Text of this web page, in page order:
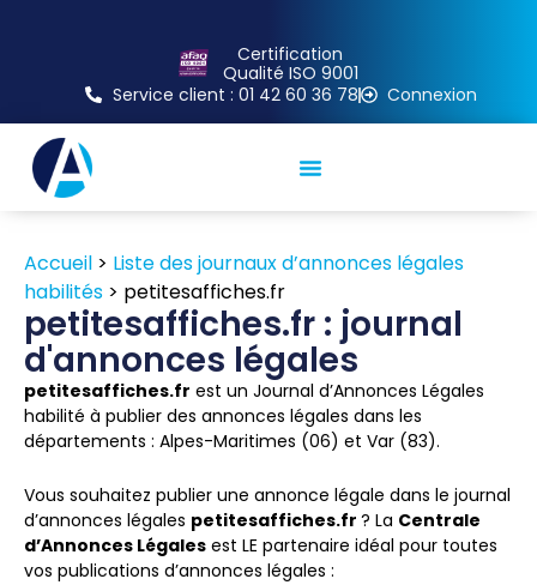
Certification
Qualité ISO 9001
Service client : 01 42 60 36 78
Connexion
Accueil > Liste des journaux d’annonces légales
habilités > petitesaffiches.fr
petitesaffiches.fr : journal
d'annonces légales
petitesaffiches.fr est un Journal d’Annonces Légales
habilité à publier des annonces légales dans les
départements : Alpes-Maritimes (06) et Var (83).
Vous souhaitez publier une annonce légale dans le journal
d’annonces légales petitesaffiches.fr ? La Centrale
d’Annonces Légales est LE partenaire idéal pour toutes
vos publications d’annonces légales :